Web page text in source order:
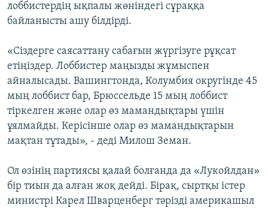
лоббистердің ықпалы жөніндегі сұраққа
байланысты ашу білдірді.
«Сіздерге саясаттану сабағын жүргізуге рұқсат
етіңіздер. Лоббистер маңызды жұмыспен
айналысады. Вашингтонда, Колумбия округінде 45
мың лоббист бар, Брюссельде 15 мың лоббист
тіркелген және олар өз мамандықтары үшін
ұялмайды. Керісінше олар өз мамандықтарын
мақтан тұтады», - деді Милош Земан.
Ол өзінің партиясы қалай болғанда да «Лукойлдан»
бір тиын да алған жоқ дейді. Бірақ, сыртқы істер
министрі Карел Шварценберг тәрізді америкашыл